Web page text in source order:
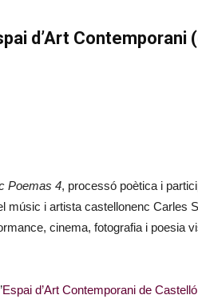
d’Art
Poemas 4, processó poètica i
músic i artista castellonenc
cinema, fotografia i poesia
Espai d’Art Contemporani de Castelló